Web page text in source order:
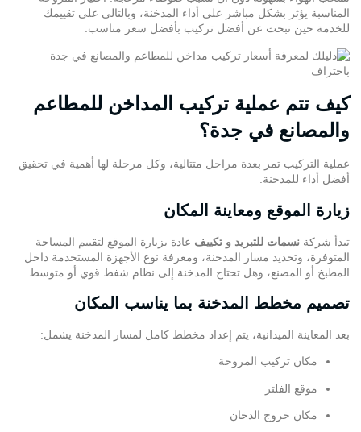
المناسبة يؤثر بشكل مباشر على أداء المدخنة، وبالتالي على تقييمك
للخدمة حين تبحث عن أفضل تركيب بأفضل سعر مناسب.
كيف تتم عملية تركيب المداخن للمطاعم
والمصانع في جدة؟
عملية التركيب تمر بعدة مراحل متتالية، وكل مرحلة لها أهمية في تحقيق
أفضل أداء للمدخنة.
زيارة الموقع ومعاينة المكان
تبدأ شركة نسمات للتبريد و تكييف عادة بزيارة الموقع لتقييم المساحة
المتوفرة، وتحديد مسار المدخنة، ومعرفة نوع الأجهزة المستخدمة داخل
المطبخ أو المصنع، وهل تحتاج المدخنة إلى نظام شفط قوي أو متوسط.
تصميم مخطط المدخنة بما يناسب المكان
بعد المعاينة الميدانية، يتم إعداد مخطط كامل لمسار المدخنة يشمل:
مكان تركيب المروحة
موقع الفلتر
مكان خروج الدخان